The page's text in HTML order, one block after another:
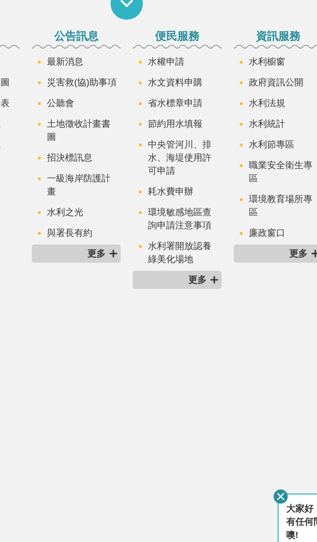
公告訊息
最新消息
災害救(協)助事項
公聽會
土地徵收計畫書
圖
招決標訊息
一級海岸防護計
畫
水利之光
與署長有約
更多
便民服務
水權申請
水文資料申購
省水標章申請
節約用水填報
中央管河川、排
水、海堤使用許
可申請
耗水費申辦
環境敏感地區查
詢申請注意事項
水利署開放認養
綠美化場地
更多
資訊服務
水利櫥窗
政府資訊公開
水利法規
水利統計
水利節專區
職業安全衛生專
區
環境教育場所專
區
廉政窗口
更多
大家好
有任何
噢!